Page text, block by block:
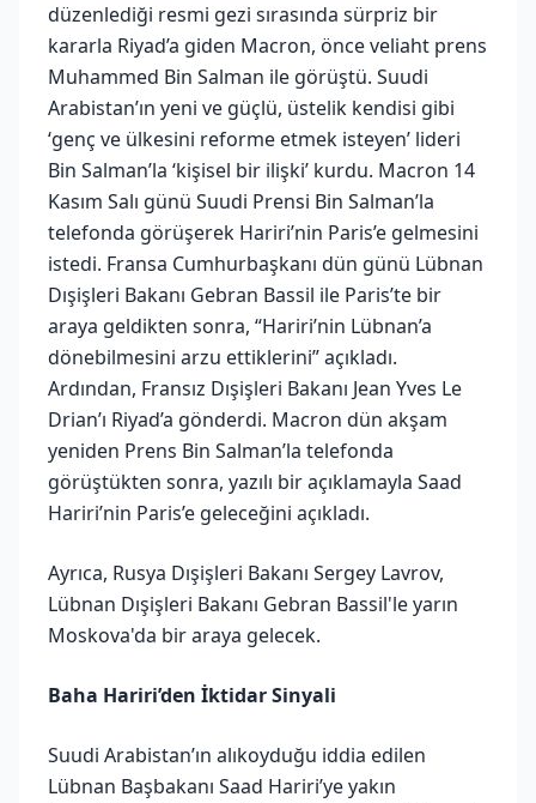
düzenlediği resmi gezi sırasında sürpriz bir
kararla Riyad’a giden Macron, önce veliaht prens
Muhammed Bin Salman ile görüştü. Suudi
Arabistan’ın yeni ve güçlü, üstelik kendisi gibi
‘genç ve ülkesini reforme etmek isteyen’ lideri
Bin Salman’la ‘kişisel bir ilişki’ kurdu. Macron 14
Kasım Salı günü Suudi Prensi Bin Salman’la
telefonda görüşerek Hariri’nin Paris’e gelmesini
istedi. Fransa Cumhurbaşkanı dün günü Lübnan
Dışişleri Bakanı Gebran Bassil ile Paris’te bir
araya geldikten sonra, “Hariri’nin Lübnan’a
dönebilmesini arzu ettiklerini” açıkladı.
Ardından, Fransız Dışişleri Bakanı Jean Yves Le
Drian’ı Riyad’a gönderdi. Macron dün akşam
yeniden Prens Bin Salman’la telefonda
görüştükten sonra, yazılı bir açıklamayla Saad
Hariri’nin Paris’e geleceğini açıkladı.
Ayrıca, Rusya Dışişleri Bakanı Sergey Lavrov,
Lübnan Dışişleri Bakanı Gebran Bassil'le yarın
Moskova'da bir araya gelecek.
Baha Hariri’den İktidar Sinyali
Suudi Arabistan’ın alıkoyduğu iddia edilen
Lübnan Başbakanı Saad Hariri’ye yakın